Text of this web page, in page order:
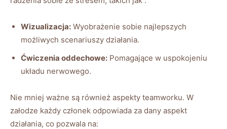
Wizualizacja: Wyobrażenie sobie​ najlepszych
możliwych scenariuszy działania.
Ćwiczenia ‍oddechowe: Pomagające w uspokojeniu
układu nerwowego.
Nie mniej ważne są również ⁢aspekty teamworku. W
załodze⁢ każdy członek ‍odpowiada za‌ dany⁤ aspekt⁣
działania, co ‍pozwala ⁢na: